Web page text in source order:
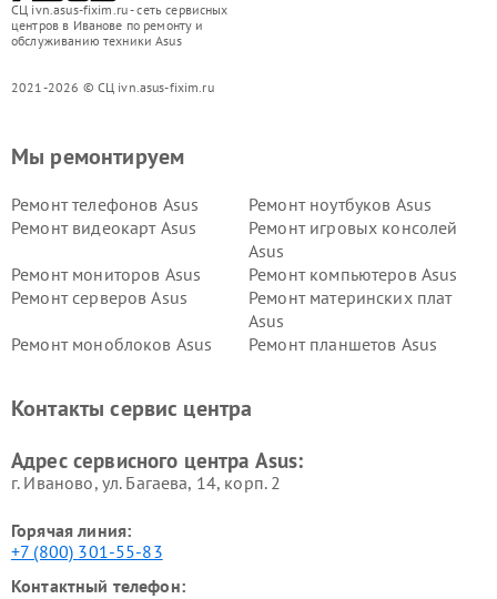
СЦ ivn.asus-fixim.ru - сеть сервисных
центров в Иванове по ремонту и
обслуживанию техники Asus
2021-2026 © СЦ ivn.asus-fixim.ru
Мы ремонтируем
Ремонт телефонов Asus
Ремонт ноутбуков Asus
Ремонт видеокарт Asus
Ремонт игровых консолей
Asus
Ремонт мониторов Asus
Ремонт компьютеров Asus
Ремонт серверов Asus
Ремонт материнских плат
Asus
Ремонт моноблоков Asus
Ремонт планшетов Asus
Контакты сервис центра
Адрес сервисного центра Asus:
г. Иваново, ул. Багаева, 14, корп. 2
Горячая линия:
+7 (800) 301-55-83
Контактный телефон: